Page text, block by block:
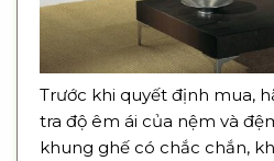
Trước khi quyết định mua,
tra độ êm ái của nệm và
khung ghế có chắc chắn,